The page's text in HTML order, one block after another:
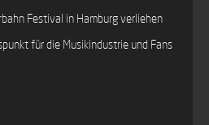
Festival in Hamburg verliehen
für die Musikindustrie und Fans